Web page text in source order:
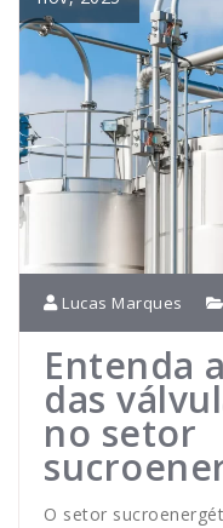
Lucas Marques
Entenda
das
no setor
O setor